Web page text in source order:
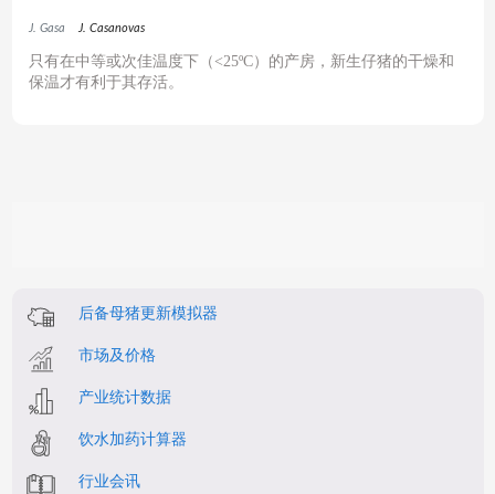
J. Gasa J. Casanovas
只有在中等或次佳温度下（<25ºC）的产房，新生仔猪的干燥和
保温才有利于其存活。
后备母猪更新模拟器
市场及价格
产业统计数据
饮水加药计算器
行业会讯